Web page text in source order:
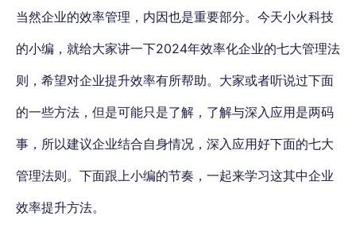
当然企业的效率管理，内因也是重要部分。 今天小火科技
的小编，就给大家讲一下2024年效率化企业的七大管理法
则，希望对企业提升效率有所帮助。大家或者听说过下面
的一些方法，但是可能只是了解，了解与深入应用是两码
事，所以建议企业结合自身情况，深入应用好下面的七大
管理法则。下面跟上小编的节奏，一起来学习这其中企业
效率提升方法。